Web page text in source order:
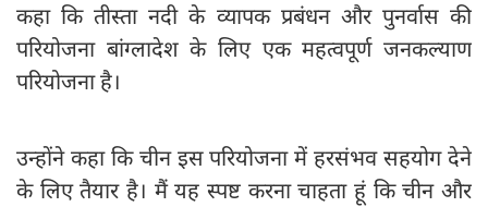
कहा कि तीस्ता नदी के व्यापक प्रबंधन और पुनर्वास की
परियोजना बांग्लादेश के लिए एक महत्वपूर्ण जनकल्याण
परियोजना है।
उन्होंने कहा कि चीन इस परियोजना में हरसंभव सहयोग देने
के लिए तैयार है। मैं यह स्पष्ट करना चाहता हूं कि चीन और